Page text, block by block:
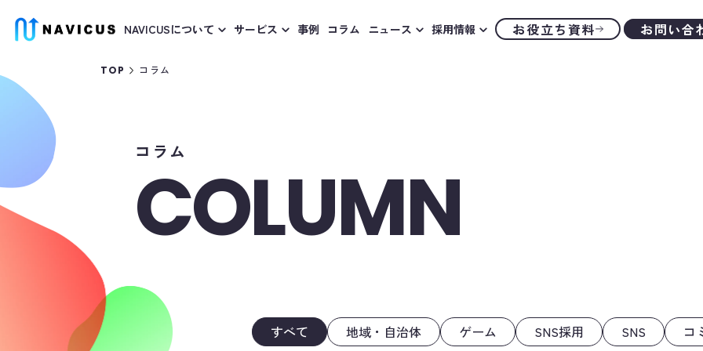
NAVICUSについて サービス 事例 コラム ニュース 採用情報 お役立ち資料 お問い合
TOP コラム
コラム
COLUMN
すべて 地域・自治体 ゲーム SNS採用 SNS コ